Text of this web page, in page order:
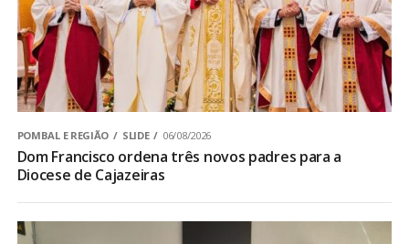
POMBAL E REGIÃO SLIDE 06/08/2026
Dom Francisco ordena três novos padres para a
Diocese de Cajazeiras